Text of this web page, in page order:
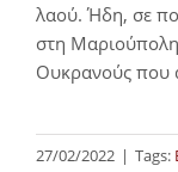
λαού. Ήδη, σε
στη
Ουκρανούς που
27/02/2022 | Tags: